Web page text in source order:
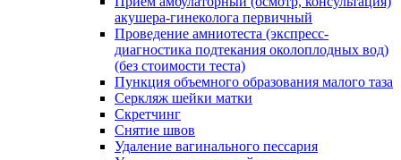
акушера-гинеколога первичный
Проведение амниотеста (экспресс-
диагностика подтекания околоплодных вод)
(без стоимости теста)
Пункция объемного образования малого таза
Серкляж шейки матки
Скретчинг
Снятие швов
Удаление вагинального пессария